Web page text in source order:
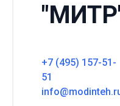
+7 (495) 157-51-
51